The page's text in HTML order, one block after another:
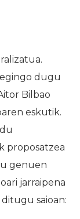
egingo dugu
Bilbao
eskutik.
proposatzea
genuen
jarraipena
saioan: